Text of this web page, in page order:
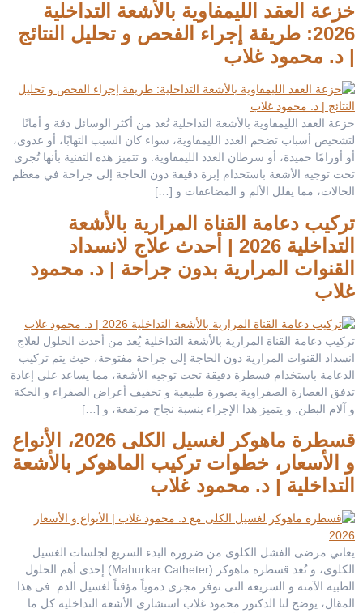
خزعة العقد الليمفاوية بالأشعة التداخلية
2026: طريقة إجراء الفحص و تحليل النتائج
| د. محمود غلاب
خزعة العقد الليمفاوية بالأشعة التداخلية تُعد من أكثر الوسائل دقة و أمانًا
لتشخيص أسباب تضخم الغدد الليمفاوية، سواء كان السبب التهابًا، أو عدوى،
أو أورامًا حميدة، أو سرطان الغدد الليمفاوية. و تتميز هذه التقنية بأنها تُجرى
تحت توجيه الأشعة باستخدام إبرة دقيقة دون الحاجة إلى جراحة في معظم
الحالات، مما يقلل الألم و المضاعفات و […]
تركيب دعامة القناة المرارية بالأشعة
التداخلية 2026 | أحدث علاج لانسداد
القنوات المرارية بدون جراحة | د. محمود
غلاب
تركيب دعامة القناة المرارية بالأشعة التداخلية يُعد من أحدث الحلول لعلاج
انسداد القنوات المرارية دون الحاجة إلى جراحة مفتوحة، حيث يتم تركيب
الدعامة باستخدام قسطرة دقيقة تحت توجيه الأشعة، مما يساعد على إعادة
تدفق العصارة الصفراوية بصورة طبيعية و تخفيف أعراض الصفراء و الحكة
و آلام البطن. و يتميز هذا الإجراء بنسبة نجاح مرتفعة، و […]
قسطرة ماهوكر لغسيل الكلى 2026، الأنواع
و الأسعار، خطوات تركيب الماهوكر بالأشعة
التداخلية | د. محمود غلاب
يعاني مرضى الفشل الكلوى من ضرورة البدء السريع لجلسات الغسيل
الكلوى، و تُعد قسطرة ماهوكر (Mahurkar Catheter) إحدى أهم الحلول
الطبية الآمنة و السريعة التى توفر مجرى دموياً مؤقتاً لغسيل الدم. فى هذا
المقال، يوضح لنا الدكتور محمود غلاب استشارى الأشعة التداخلية كل ما